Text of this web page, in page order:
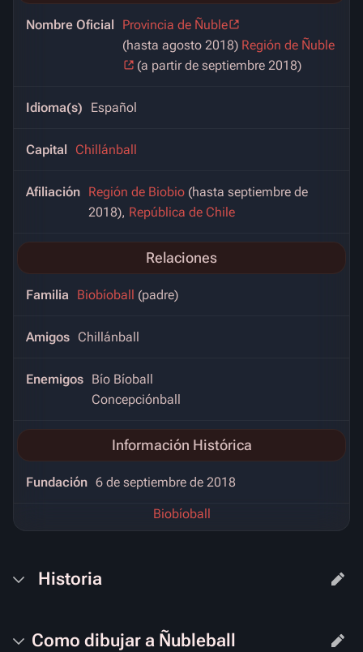
Nombre Oficial
Provincia de Ñuble
(hasta agosto 2018) Región de Ñuble
(a partir de septiembre 2018)
Idioma(s) Español
Capital Chillánball
Afiliación Región de Biobio (hasta septiembre de
2018), República de Chile
Relaciones
Familia Biobíoball (padre)
Amigos Chillánball
Enemigos Bío Bíoball
Concepciónball
Información Histórica
Fundación 6 de septiembre de 2018
Biobíoball
Historia
Como dibujar a Ñubleball